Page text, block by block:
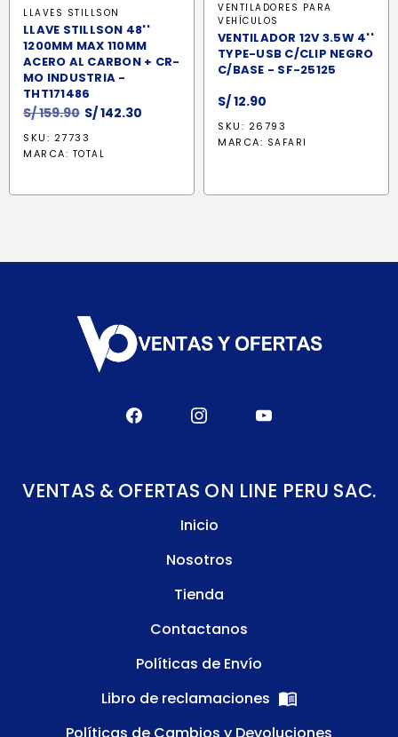
LLAVES STILLSON
LLAVE STILLSON 48''
1200MM MAX 110MM
ACERO AL CARBON + CR-
MO INDUSTRIA -
THT171486
S/159.90 El
precio
original
S/142.30
SKU: 27733
MARCA: TOTAL
VENTILADORES PARA
VEHÍCULOS
VENTILADOR 12V 3.5W 4''
TYPE-USB C/CLIP NEGRO
C/BASE - SF-25125
S/12.90
SKU: 26793
MARCA: SAFARI
VENTAS & OFERTAS ON LINE PERU SAC.
Inicio
Nosotros
Tienda
Contactanos
Políticas de Envío
Libro de reclamaciones
Políticas de Cambios y Devoluciones